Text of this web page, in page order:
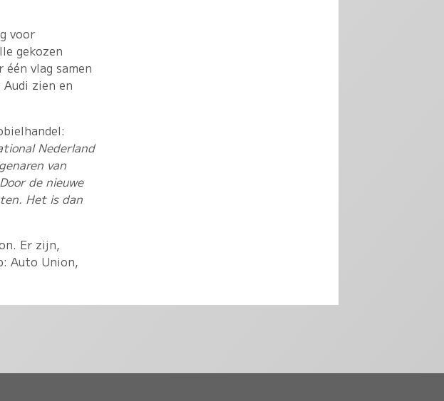
voor
gekozen
vlag samen
zien en
Nederland
van
de nieuwe
Het is dan
Er zijn,
Auto Union,